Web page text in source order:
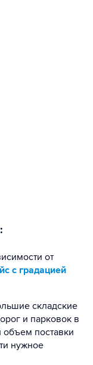
от
с градацией
складские
и парковок в
поставки
нужное